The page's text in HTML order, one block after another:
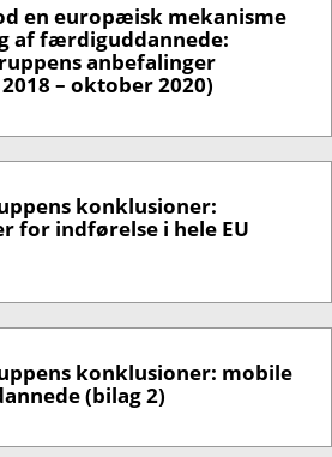
en europæisk mekanisme
af færdiguddannede:
anbefalinger
– oktober 2020)
konklusioner:
for indførelse i hele EU
konklusioner: mobile
(bilag 2)